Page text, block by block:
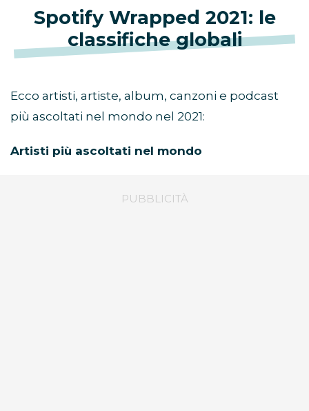
Spotify Wrapped 2021: le
classifiche globali
Ecco artisti, artiste, album, canzoni e podcast
più ascoltati nel mondo nel 2021:
Artisti più ascoltati nel mondo